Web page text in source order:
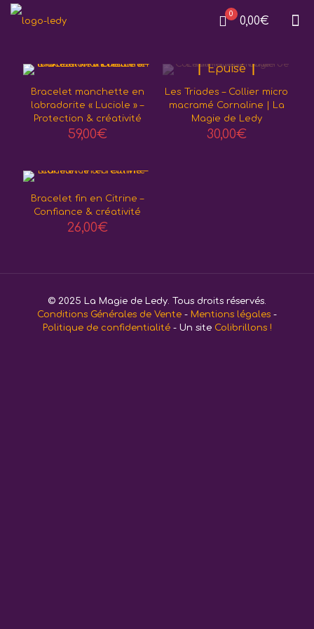
0
0,00€
Bracelet manchette en
labradorite « Luciole » –
Protection & créativité
59,00€
Epuisé
Les Triades – Collier micro
macramé Cornaline | La
Magie de Ledy
30,00€
Bracelet fin en Citrine –
Confiance & créativité
26,00€
© 2025 La Magie de Ledy. Tous droits réservés.
Conditions Générales de Vente - Mentions légales -
Politique de confidentialité- Un site Colibrillons !